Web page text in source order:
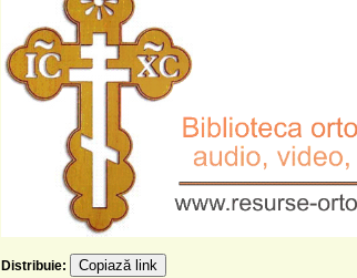
Distribuie: Copiază link